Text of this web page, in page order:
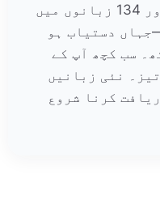
کوئی بھی لفظ درج کریں اور 134 زبانوں میں
دستیاب ہو
سب کچھ آپ کے
نئی زبانیں
کرنا شروع